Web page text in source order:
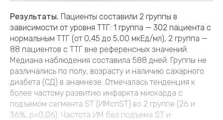
Результаты. Пациенты составили 2 группы в
зависимости от уровня ТТГ: 1 группа — 302 пациента с
нормальным ТТГ (от 0,45 до 5,00 мкЕд/мл), 2 группа —
88 пациентов с ТТГ вне референсных значений.
Медиана наблюдения составила 588 дней. Группы не
различались по полу, возрасту и наличию сахарного
диабета (СД) в анамнезе. Отмечалась тенденция к
более частому развитию инфаркта миокарда с
подъемом сегмента ST (ИМспST) во 2 группе (26 и
36%, р=0,06). Частота ИМ без подъема ST и